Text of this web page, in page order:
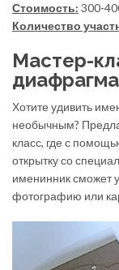
Стоимость: 300-
Количество
Мастер-
Хотите удивить
необычным?
класс, где с
открытку со
именинник сможет
фотографию или